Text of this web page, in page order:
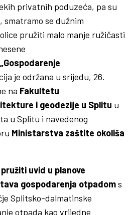
privatnih poduzeća, pa su
smatramo se dužnim
pružiti malo manje ružičasti
„Gospodarenje
je održana u srijedu, 26.
na Fakultetu
i geodezije u Splitu u
u Splitu i navedenog
Ministarstva zaštite okoliša
uvid u planove
gospodarenja otpadoms
Splitsko-dalmatinske
otpada kao vrijedne